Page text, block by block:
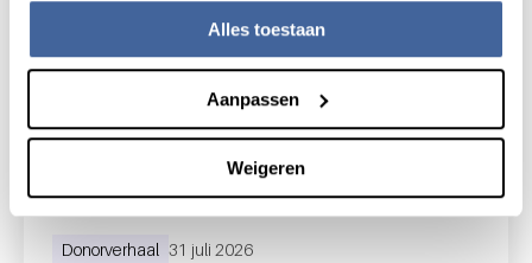
Alles toestaan
Aanpassen
Weigeren
Donorverhaal 31 juli 2026